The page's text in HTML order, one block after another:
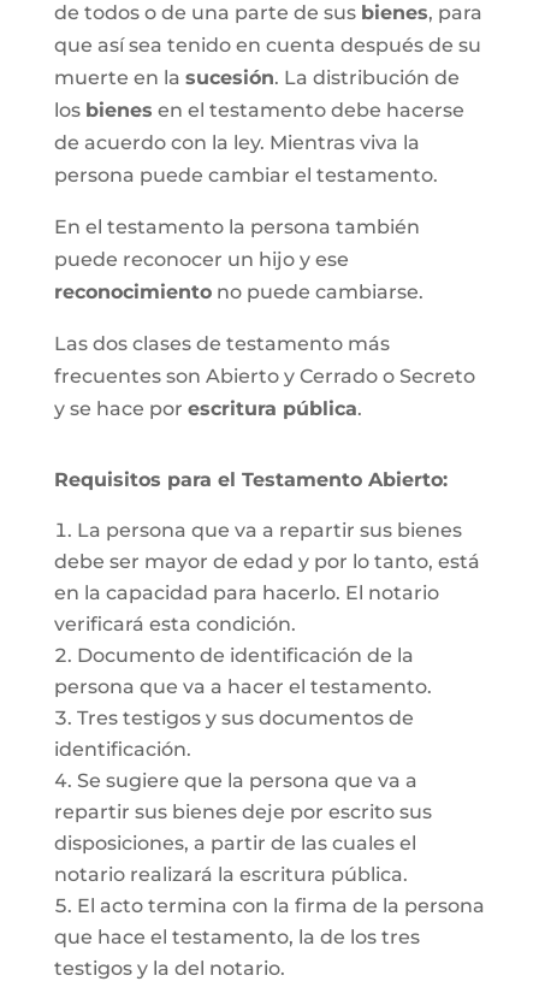
de todos o de una parte de sus bienes, para
que así sea tenido en cuenta después de su
muerte en la sucesión. La distribución de
los bienes en el testamento debe hacerse
de acuerdo con la ley. Mientras viva la
persona puede cambiar el testamento.
En el testamento la persona también
puede reconocer un hijo y ese
reconocimientono puede cambiarse.
Las dos clases de testamento más
frecuentes son Abierto y Cerrado o Secreto
y se hace por escritura pública.
Requisitos para el Testamento Abierto:
La persona que va a repartir sus bienes
debe ser mayor de edad y por lo tanto, está
en la capacidad para hacerlo. El notario
verificará esta condición.
Documento de identificación de la
persona que va a hacer el testamento.
Tres testigos y sus documentos de
identificación.
Se sugiere que la persona que va a
repartir sus bienes deje por escrito sus
disposiciones, a partir de las cuales el
notario realizará la escritura pública.
El acto termina con la firma de la persona
que hace el testamento, la de los tres
testigos y la del notario.